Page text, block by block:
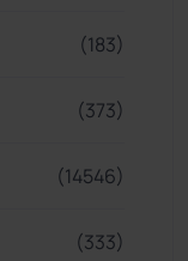
(183)
(373)
(14546)
(333)